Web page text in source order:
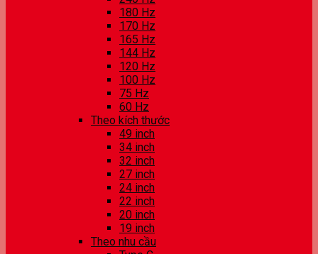
180 Hz
170 Hz
165 Hz
144 Hz
120 Hz
100 Hz
75 Hz
60 Hz
Theo kích thước
49 inch
34 inch
32 inch
27 inch
24 inch
22 inch
20 inch
19 inch
Theo nhu cầu